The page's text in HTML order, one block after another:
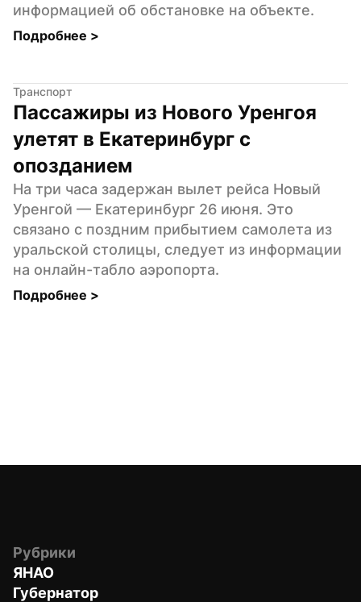
информацией об обстановке на объекте.
Подробнее >
Транспорт
Пассажиры из Нового Уренгоя
улетят в Екатеринбург с
опозданием
На три часа задержан вылет рейса Новый
Уренгой — Екатеринбург 26 июня. Это
связано с поздним прибытием самолета из
уральской столицы, следует из информации
на онлайн-табло аэропорта.
Подробнее >
Рубрики
ЯНАО
Губернатор